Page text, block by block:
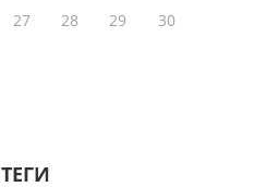
27 28 29
30
ТЕГИ